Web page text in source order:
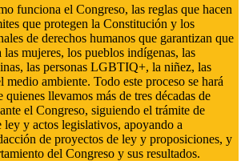
funciona el Congreso, las reglas que hacen
que protegen la Constitución y los
de derechos humanos que garantizan que
mujeres, los pueblos indígenas, las
las personas LGBTIQ+, la niñez, las
medio ambiente. Todo este proceso se hará
llevamos más de tres décadas de
el Congreso, siguiendo el trámite de
ley y actos legislativos, apoyando a
de proyectos de ley y proposiciones, y
del Congreso y sus resultados.